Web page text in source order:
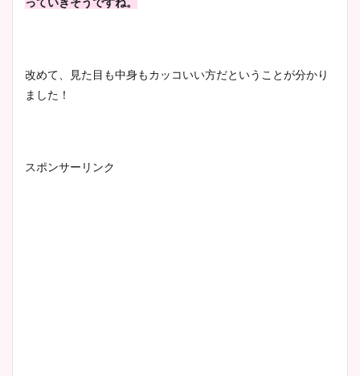
改めて、見た目も中身もカッコいい方だということが分かり
ました！
スポンサーリンク